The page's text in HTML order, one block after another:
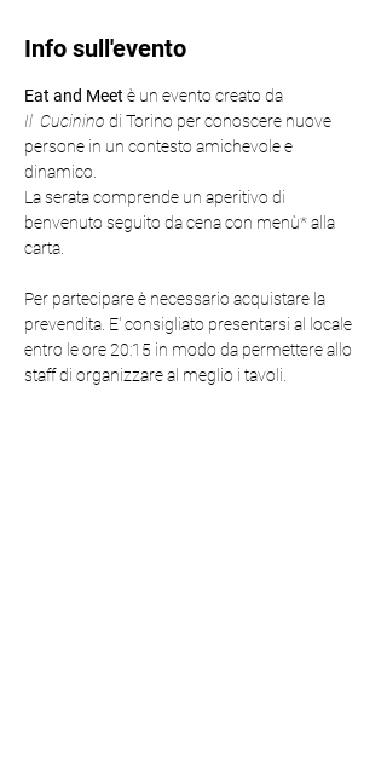
Info sull'evento
Eat and Meet è un evento creato da
Il Cucinino di Torino per conoscere nuove
persone in un contesto amichevole e
dinamico.
La serata comprende un aperitivo di
benvenuto seguito da cena con menù* alla
carta.
Per partecipare è necessario acquistare la
prevendita. E' consigliato presentarsi al locale
entro le ore 20:15 in modo da permettere allo
staff di organizzare al meglio i tavoli.